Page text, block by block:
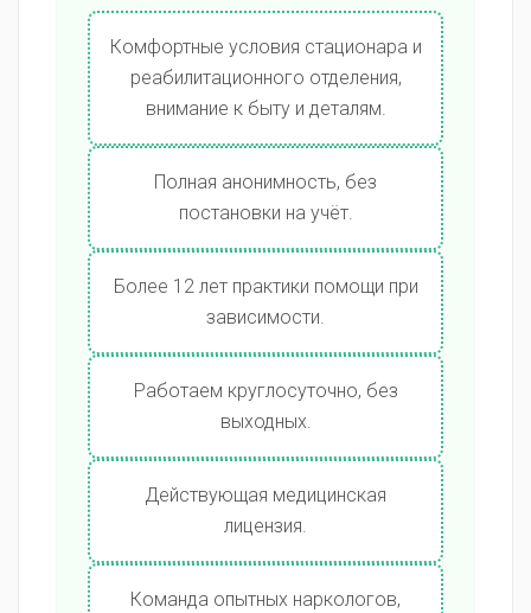
Комфортные условия стационара и
реабилитационного отделения,
внимание к быту и деталям.
Полная анонимность, без
постановки на учёт.
Более 12 лет практики помощи при
зависимости.
Работаем круглосуточно, без
выходных.
Действующая медицинская
лицензия.
Команда опытных наркологов,